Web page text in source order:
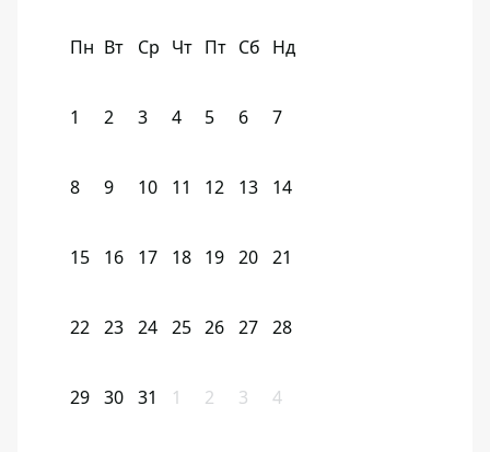
Пн Вт Ср Чт Пт Сб Нд
1 2 3 4 5 6 7
8 9 10 11 12 13 14
15 16 17 18 19 20 21
22 23 24 25 26 27 28
29 30 31 1 2 3 4